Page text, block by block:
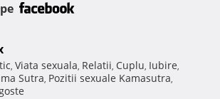
, Viata sexuala, Relatii, Cuplu, Iubire,
Sutra, Pozitii sexuale Kamasutra,